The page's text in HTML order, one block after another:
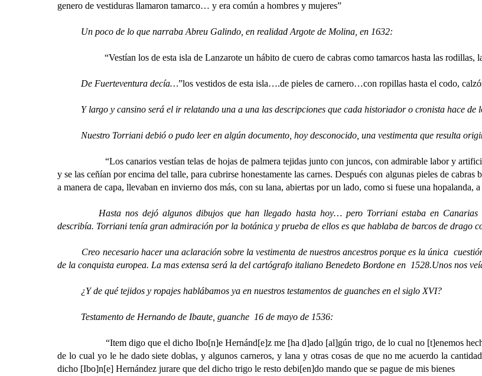
genero de vestiduras llamaron tamarco… y era común a hombres y mujeres”
Un poco de lo que narraba Abreu Galindo, en realidad Argote de Molina, en 1632:
“Vestían los de esta isla de Lanzarote un hábito de cuero de cabras como tamarcos hasta las rodillas,
De Fuerteventura decía…”los vestidos de esta isla….de pieles de carnero…con ropillas hasta el codo,
Y largo y cansino será el ir relatando una a una las descripciones que cada historiador o cronista hace de
Nuestro Torriani debió o pudo leer en algún documento, hoy desconocido, una vestimenta que resulta
“Los canarios vestían telas de hojas de palmera tejidas junto con juncos, con admirable labor y
y se las ceñían por encima del talle, para cubrirse honestamente las carnes. Después con algunas pieles de
a manera de capa, llevaban en invierno dos más, con su lana, abiertas por un lado, como si fuese una hopalanda,
Hasta nos dejó algunos dibujos que han llegado hasta hoy… pero Torriani estaba en Canarias
describía. Torriani tenía gran admiración por la botánica y prueba de ellos es que hablaba de barcos de drago
Creo necesario hacer una aclaración sobre la vestimenta de nuestros ancestros porque es la única cuestión
de la conquista europea. La mas extensa será la del cartógrafo italiano Benedeto Bordone en 1528.Unos nos
¿Y de qué tejidos y ropajes hablábamos ya en nuestros testamentos de guanches en el siglo XVI?
Testamento de Hernando de Ibaute, guanche 16 de mayo de 1536:
“Item digo que el dicho Ibo[n]e Hernánd[e]z me [ha d]ado [al]gún trigo, de lo cual no [t]enemos
de lo cual yo le he dado siete doblas, y algunos carneros, y lana y otras cosas de que no me acuerdo la
dicho [Ibo]n[e] Hernández jurare que del dicho trigo le resto debi[en]do mando que se pague de mis bienes